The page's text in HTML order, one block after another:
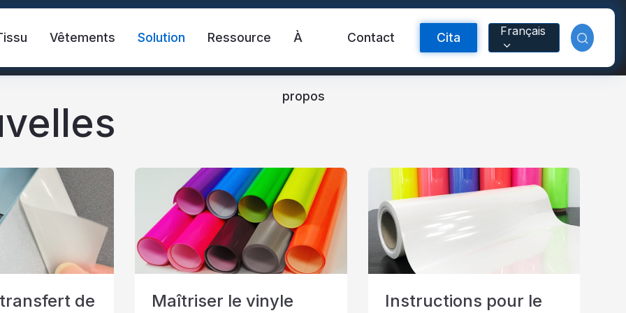
Vêtements Solution Ressource À
propos
Contact Cita Français
Chaleco de seguridad Cinta reflectante FR Material reflectante
de transferencia de calor Tela reflectante arcoíris
de
Maîtriser le vinyle
Instructions pour le